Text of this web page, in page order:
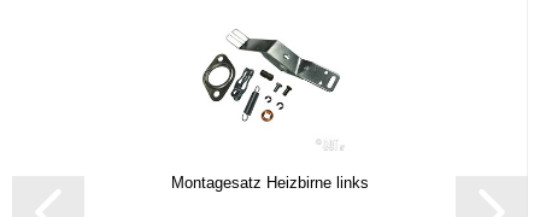
Montagesatz Heizbirne links